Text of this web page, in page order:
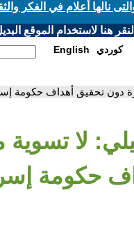
نالها أعلام في الفكر
هنا لاستخدام الموقع
English كوردي
دون تحقيق أهداف حكومة
لا تسوية
حكومة